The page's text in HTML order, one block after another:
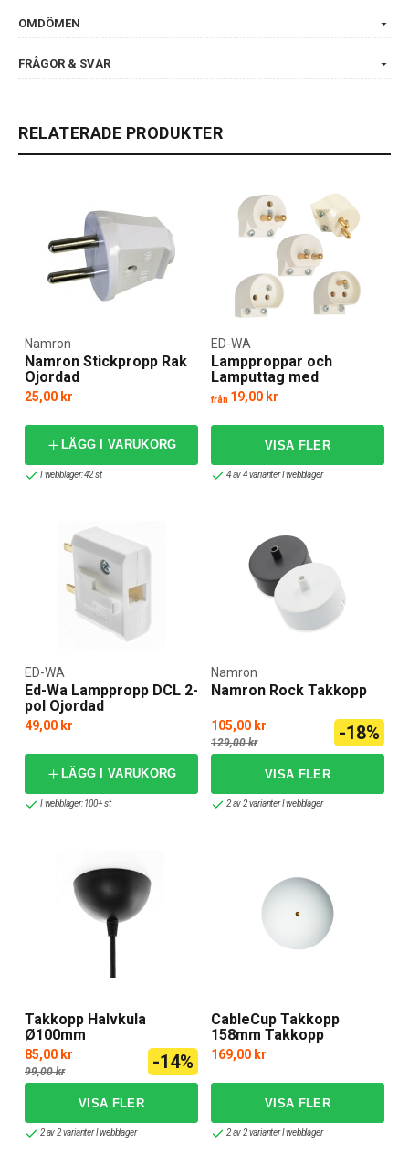
OMDÖMEN
FRÅGOR & SVAR
RELATERADE PRODUKTER
Namron Stickpropp Rak
Ojordad
Namron
25,00 kr
LÄGG I VARUKORG
I webblager: 42 st
Lampproppar och
Lamputtag med
sidoinföring av ledning
ED-WA
från 19,00 kr
4 av 4 varianter I webblager
Ed-Wa Lamppropp DCL 2-
pol Ojordad
ED-WA
49,00 kr
LÄGG I VARUKORG
I webblager: 100+ st
Namron Rock Takkopp
Namron
105,00 kr
129,00 kr -18%
2 av 2 varianter I webblager
Takkopp Halvkula
Ø100mm
85,00 kr
99,00 kr -14%
2 av 2 varianter I webblager
CableCup Takkopp
158mm Takkopp
Vrängbar Gummi
169,00 kr
2 av 2 varianter I webblager